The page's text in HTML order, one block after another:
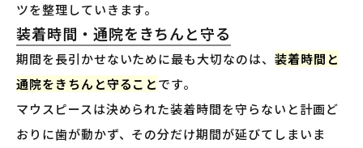
ツを整理していきます。
装着時間・通院をきちんと守る
期間を長引かせないために最も大切なのは、 装着時間と
通院をきちんと守ることです。
マウスピースは決められた装着時間を守らないと計画ど
おりに歯が動かず、その分だけ期間が延びてしまいま